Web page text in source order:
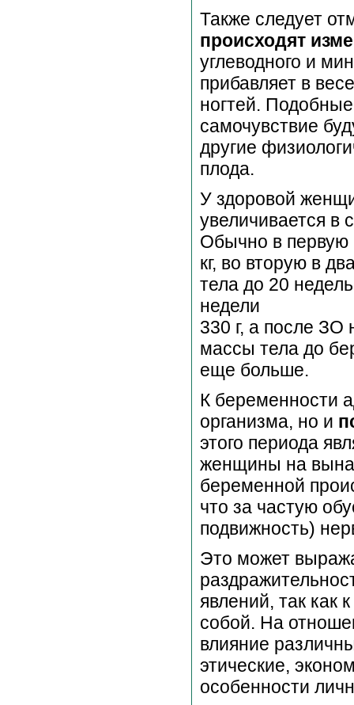
Также следует
происходят
углеводного и
прибавляет в
ногтей.
самочувствие
другие
плода.
У здоровой
увеличивается в
Обычно в первую
кг, во вторую в
тела до 20
недели
330 г, а после
массы тела до
еще больше.
К беременности
организма, но и
этого периода
женщины на
беременной
что за частую
подвижность)
Это может
явлений, так как
собой. На
влияние
этические,
особенности